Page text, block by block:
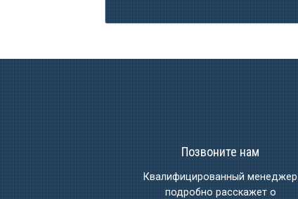
Позвоните нам
Квалифицированный менеджер
подробно расскажет о